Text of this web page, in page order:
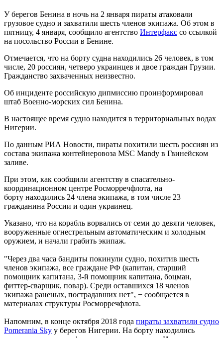
У берегов Бенина в ночь на 2 января пираты атаковали
грузовое судно и захватили шесть членов экипажа. Об этом в
пятницу, 4 января, сообщило агентство Интерфакс со ссылкой
на посольство России в Бенине.
Отмечается, что на борту судна находились 26 человек, в том
числе, 20 россиян, четверо украинцев и двое граждан Грузии.
Гражданство захваченных неизвестно.
Об инциденте российскую дипмиссию проинформировал
штаб Военно-морских сил Бенина.
В настоящее время судно находится в территориальных водах
Нигерии.
По данным РИА Новости, пираты похитили шесть россиян из
состава экипажа контейнеровоза MSC Mandy в Гвинейском
заливе.
При этом, как сообщили агентству в спасательно-
координационном центре Росморречфлота, на
борту находились 24 члена экипажа, в том числе 23
гражданина России и один украинец.
Указано, что на корабль ворвались от семи до девяти человек,
вооруженные огнестрельным автоматическим и холодным
оружием, и начали грабить экипаж.
"Через два часа бандиты покинули судно, похитив шесть
членов экипажа, все граждане РФ (капитан, старший
помощник капитана, 3-й помощник капитана, боцман,
фиттер-сварщик, повар). Среди оставшихся 18 членов
экипажа раненых, пострадавших нет", − сообщается в
материалах структуры Росморречфлота.
Напомним, в конце октября 2018 года пираты захватили судно
Pomerania Sky у берегов Нигерии. На борту находились